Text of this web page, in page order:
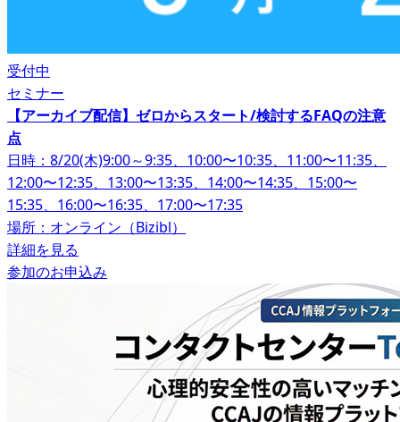
受付中
セミナー
【アーカイブ配信】ゼロからスタート/検討するFAQの注意
点
日時：8/20(木)9:00～9:35、10:00〜10:35、11:00〜11:35、
12:00〜12:35、13:00〜13:35、14:00〜14:35、15:00〜
15:35、16:00〜16:35、17:00〜17:35
場所：オンライン（Bizibl）
詳細を見る
参加のお申込み